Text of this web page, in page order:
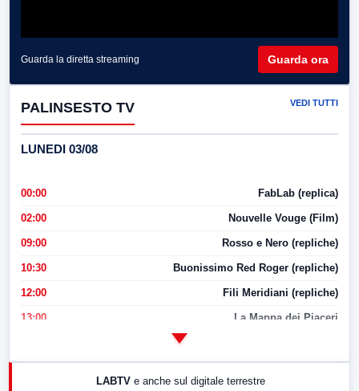
Guarda la diretta streaming Guarda ora
PALINSESTO TV VEDI TUTTI
LUNEDI 03/08
00:00 FabLab (replica)
02:00 Nouvelle Vouge (Film)
09:00 Rosso e Nero (repliche)
10:30 Buonissimo Red Roger (repliche)
12:00 Fili Meridiani (repliche)
13:00 La Mappa dei Piaceri
LABTV e anche sul digitale terrestre